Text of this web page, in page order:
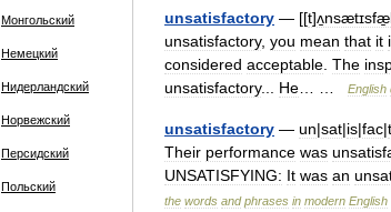
Монгольский
Немецкий
Нидерландский
Норвежский
Персидский
Польский
unsatisfactory — [[t]
unsatisfactory, you mean that it
considered acceptable The
unsatisfactory... He English
unsatisfactory — un|sat|is|fac|
Their performance was
UNSATISFYING: It was an
the words and phrases in modern English